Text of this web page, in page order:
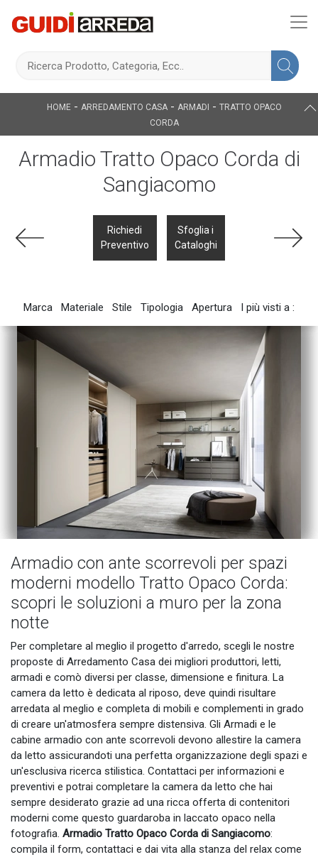
HOME - ARREDAMENTO CASA - ARMADI - TRATTO OPACO
CORDA
Armadio Tratto Opaco Corda di
Sangiacomo
Richiedi
Preventivo
Sfoglia i
Cataloghi
Marca Materiale Stile Tipologia Apertura I più visti a :
Armadio con ante scorrevoli per spazi
moderni modello Tratto Opaco Corda:
scopri le soluzioni a muro per la zona
notte
Per completare al meglio il progetto d'arredo, scegli le nostre
proposte di Arredamento Casa dei migliori produttori, letti,
armadi e comò diversi per classe, dimensione e finitura. La
camera da letto è dedicata al riposo, deve quindi risultare
arredata al meglio e completa di mobili e complementi in grado
di creare un'atmosfera sempre distensiva. Gli Armadi e le
cabine armadio con ante scorrevoli devono allestire la camera
da letto assicurandoti una perfetta organizzazione degli spazi e
un'esclusiva ricerca stilistica. Contattaci per informazioni e
preventivi e potrai completare la camera da letto che hai
sempre desiderato grazie ad una ricca offerta di contenitori
moderni come questo guardaroba in laccato opaco nella
fotografia. Armadio Tratto Opaco Corda di Sangiacomo:
compila il form, contattaci e dai vita alla stanza del relax come